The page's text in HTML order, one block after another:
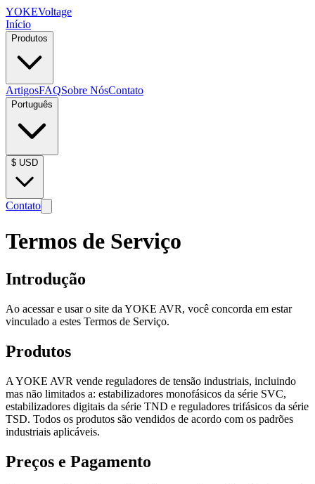
YOKEVoltage
Início
Produtos
ArtigosFAQSobre NósContato
Português
$ USD
Contato
Termos de Serviço
Introdução
Ao acessar e usar o site da YOKE AVR, você concorda em estar
vinculado a estes Termos de Serviço.
Produtos
A YOKE AVR vende reguladores de tensão industriais, incluindo
mas não limitados a: estabilizadores monofásicos da série SVC,
estabilizadores digitais da série TND e reguladores trifásicos da série
TSD. Todos os produtos são vendidos de acordo com os padrões
industriais aplicáveis.
Preços e Pagamento